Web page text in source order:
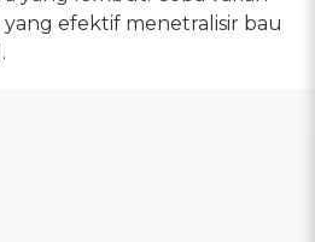
yang efektif menetralisir bau